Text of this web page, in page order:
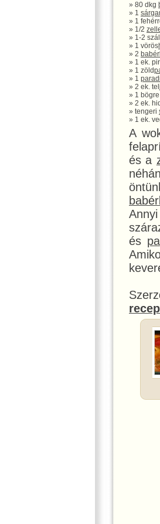
» 80 dkg
» 1
» 1
» 1/2
» 1-2 szál
» 1 vörös
» 2
» 1 ek.
» 1 zöld
» 1
» 2 ek.
» 1
» 2 ek.
» tengeri
» 1 ek.
A
és a
és